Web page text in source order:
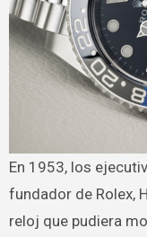
En 1953, los ejecutivos de Pan Am le preguntaron al
fundador de Rolex,
reloj que pudiera